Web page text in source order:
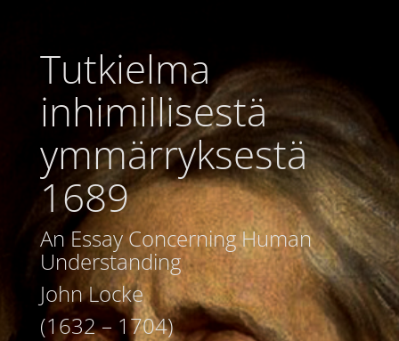
Tutkielma
inhimillisestä
ymmärryksestä
1689
An Essay Concerning Human
Understanding
John Locke
(1632 – 1704)